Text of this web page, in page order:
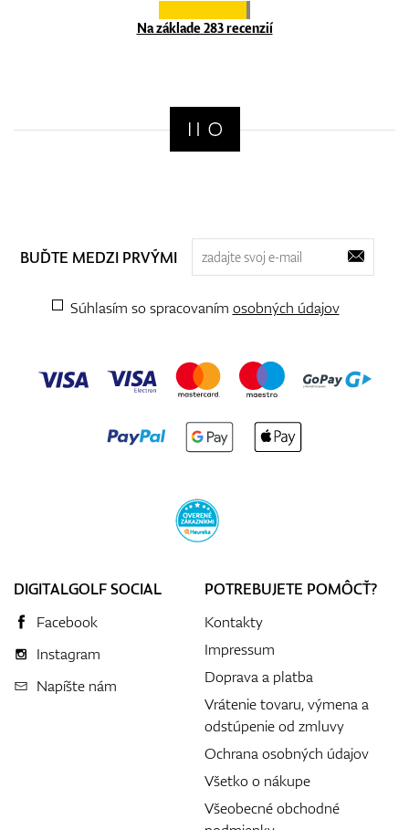
Na základe 283 recenzií
BUĎTE MEDZI PRVÝMI
Súhlasím so spracovaním osobných údajov
DIGITALGOLF SOCIAL
Facebook
Instagram
Napíšte nám
POTREBUJETE POMÔCŤ?
Kontakty
Impressum
Doprava a platba
Vrátenie tovaru, výmena a
odstúpenie od zmluvy
Ochrana osobných údajov
Všetko o nákupe
Všeobecné obchodné